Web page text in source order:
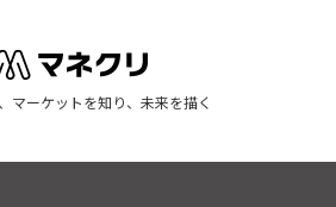
マーケットを知り、未来を描く